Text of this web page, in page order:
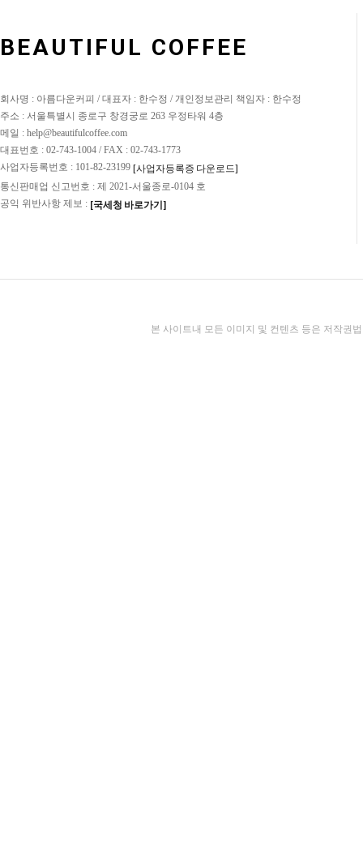
BEAUTIFUL COFFEE
회사명 : 아름다운커피 / 대표자 : 한수정 / 개인정보관리 책임자 : 한수정
주소 : 서울특별시 종로구 창경궁로 263 우정타워 4층
메일 : help@beautifulcoffee.com
대표번호 : 02-743-1004 / FAX : 02-743-1773
사업자등록번호 : 101-82-23199 [사업자등록증 다운로드]
통신판매업 신고번호 : 제 2021-서울종로-0104 호
공익 위반사항 제보 : [국세청 바로가기]
본 사이트내 모든 이미지 및 컨텐츠 등은 저작권